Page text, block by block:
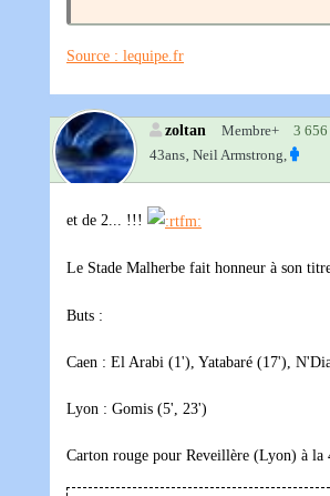
Source : lequipe.fr
zoltan Membre+
3 656
43ans‚ Neil Armstrong,
et de 2... !!!
Le Stade Malherbe fait honneur à son
Buts :
Caen : El Arabi (1'), Yatabaré (17'),
Lyon : Gomis (5', 23')
Carton rouge pour Reveillère (Lyon) à la